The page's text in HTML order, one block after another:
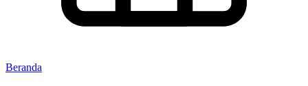
Beranda